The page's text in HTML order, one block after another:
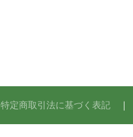
特定商取引法に基づく表記｜